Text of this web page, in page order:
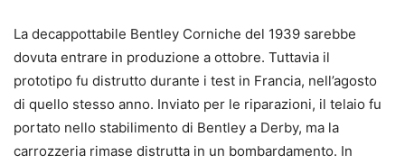
La decappottabile Bentley Corniche del 1939 sarebbe
dovuta entrare in produzione a ottobre. Tuttavia il
prototipo fu distrutto durante i test in Francia, nell’agosto
di quello stesso anno. Inviato per le riparazioni, il telaio fu
portato nello stabilimento di Bentley a Derby, ma la
carrozzeria rimase distrutta in un bombardamento. In